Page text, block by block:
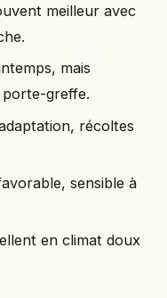
meilleur avec
mais
porte-greffe.
récoltes
sensible à
en climat doux